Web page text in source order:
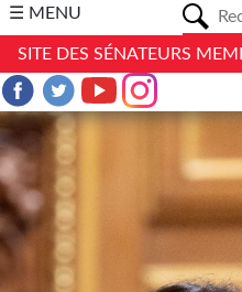
☰ MENU
SITE DES SÉNATEURS